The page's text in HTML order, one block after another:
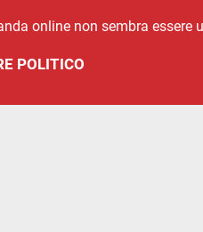
online non sembra
POLITICO